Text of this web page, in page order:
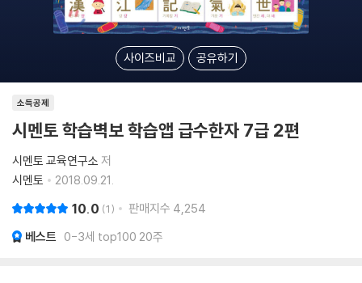
사이즈비교 공유하기
소득공제
시멘토 학습벽보 학습앱 급수한자 7급 2편
시멘토 교육연구소 저
시멘토
2018.09.21.
10.0 1 판매지수 4,254
베스트 0-3세 top100 20주